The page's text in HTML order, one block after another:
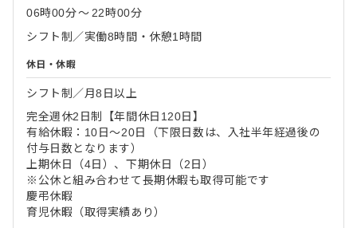
06時00分〜22時00分
シフト制／実働8時間・休憩1時間
休日・休暇
シフト制／月8日以上
完全週休2日制【年間休日120日】
有給休暇：10日～20日（下限日数は、入社半年経過後の
付与日数となります）
上期休日（4日）、下期休日（2日）
※公休と組み合わせて長期休暇も取得可能です
慶弔休暇
育児休暇（取得実績あり）